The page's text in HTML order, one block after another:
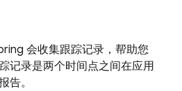
会收集跟踪记录 ，帮助您
记录是两个时间点之间在应用
告。